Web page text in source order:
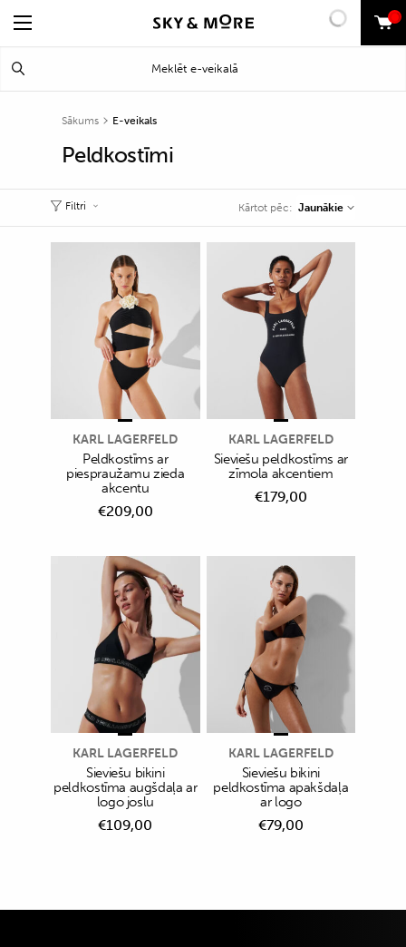
0
Sākums E-veikals
Peldkostīmi
Filtri Kārtot pēc: Jaunākie
KARL LAGERFELD
Peldkostīms ar
piespraužamu zieda
akcentu
€209,00
KARL LAGERFELD
Sieviešu peldkostīms ar
zīmola akcentiem
€179,00
KARL LAGERFELD
Sieviešu bikini
peldkostīma augšdaļa ar
logo joslu
€109,00
KARL LAGERFELD
Sieviešu bikini
peldkostīma apakšdaļa
ar logo
€79,00